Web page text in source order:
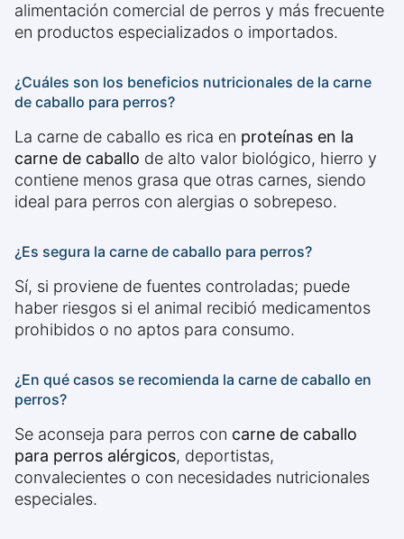
alimentación comercial de perros y más frecuente
en productos especializados o importados.
¿Cuáles son los beneficios nutricionales de la carne
de caballo para perros?
La carne de caballo es rica en proteínas en la
carne de caballo de alto valor biológico, hierro y
contiene menos grasa que otras carnes, siendo
ideal para perros con alergias o sobrepeso.
¿Es segura la carne de caballo para perros?
Sí, si proviene de fuentes controladas; puede
haber riesgos si el animal recibió medicamentos
prohibidos o no aptos para consumo.
¿En qué casos se recomienda la carne de caballo en
perros?
Se aconseja para perros con carne de caballo
para perros alérgicos, deportistas,
convalecientes o con necesidades nutricionales
especiales.